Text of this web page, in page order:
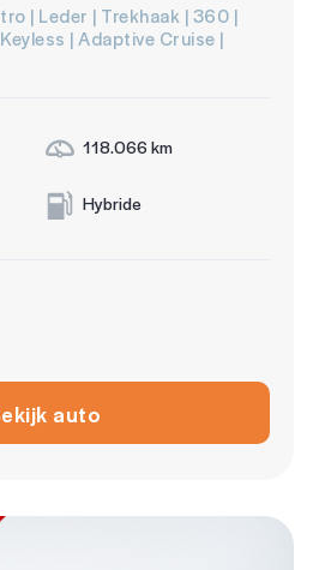
| Leder | Trekhaak | 360 |
| Adaptive Cruise |
118.066 km
Hybride
auto